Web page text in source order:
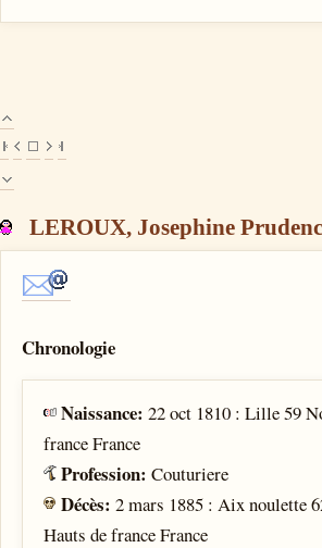
LEROUX, Josephine
Chronologie
Naissance:22 oct 1810 : Lille 59
france France
Profession:Couturiere
Décès:2 mars 1885 : Aix noulette
Hauts de france France